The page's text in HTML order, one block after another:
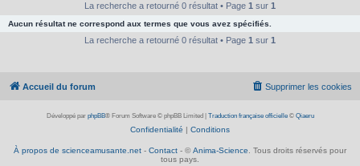
La recherche a retourné 0 résultat • Page 1 sur 1
Aucun résultat ne correspond aux termes que vous avez spécifiés.
La recherche a retourné 0 résultat • Page 1 sur 1
Accueil du forum Supprimer les cookies
Développé par phpBB® Forum Software © phpBB Limited Traduction française officielle© Qiaeru
Confidentialité | Conditions
À propos de scienceamusante.net - Contact - © Anima-Science. Tous droits réservés pour
tous pays.